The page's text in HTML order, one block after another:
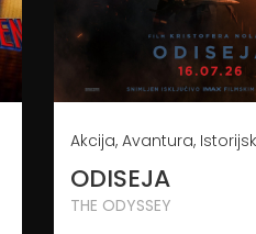
ODISEJA
THE ODYSSEY